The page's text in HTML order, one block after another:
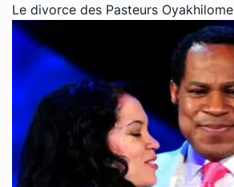
Le divorce des Pasteurs Oyakhilome